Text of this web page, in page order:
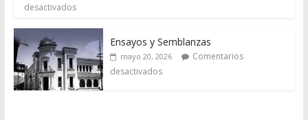
desactivados
Ensayos y Semblanzas
mayo 20, 2026
Comentarios
desactivados